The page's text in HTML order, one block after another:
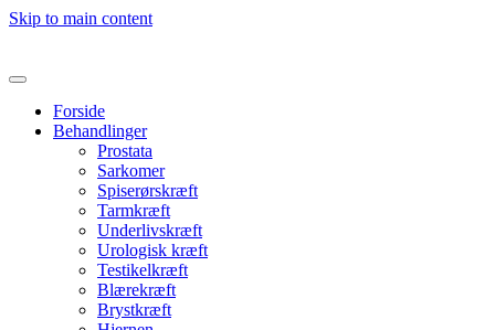
Skip to main content
Forside
Behandlinger
Prostata
Sarkomer
Spiserørskræft
Tarmkræft
Underlivskræft
Urologisk kræft
Testikelkræft
Blærekræft
Brystkræft